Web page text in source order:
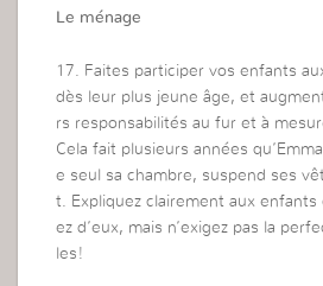
Le ménage
17. Faites participer vos enfants
dès leur plus jeune âge, et
rs responsabilités au fur et à
Cela fait plusieurs années
e seul sa chambre, suspend ses
t. Expliquez clairement aux
ez d’eux, mais n’exigez pas la
les!